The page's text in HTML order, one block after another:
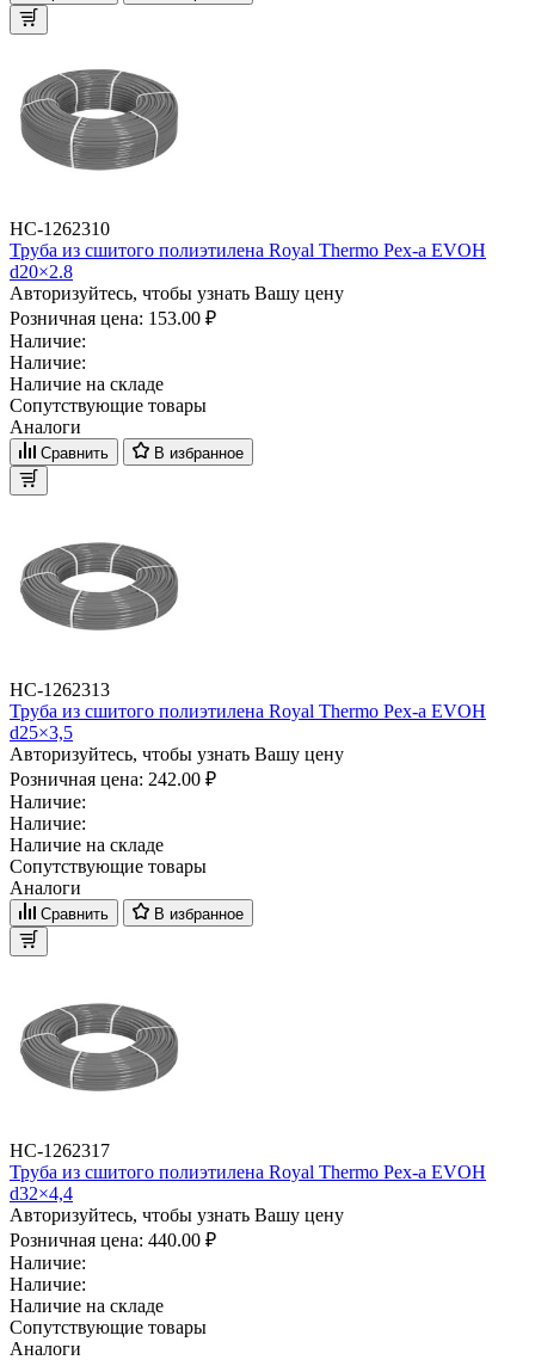
НС-1262310
Труба из сшитого полиэтилена Royal Thermo Pex-a EVOH
d20×2.8
Авторизуйтесь, чтобы узнать Вашу цену
Розничная цена: 153.00 ₽
Наличие:
Наличие:
Наличие на складе
Сопутствующие товары
Аналоги
Сравнить В избранное
НС-1262313
Труба из сшитого полиэтилена Royal Thermo Pex-a EVOH
d25×3,5
Авторизуйтесь, чтобы узнать Вашу цену
Розничная цена: 242.00 ₽
Наличие:
Наличие:
Наличие на складе
Сопутствующие товары
Аналоги
Сравнить В избранное
НС-1262317
Труба из сшитого полиэтилена Royal Thermo Pex-a EVOH
d32×4,4
Авторизуйтесь, чтобы узнать Вашу цену
Розничная цена: 440.00 ₽
Наличие:
Наличие:
Наличие на складе
Сопутствующие товары
Аналоги